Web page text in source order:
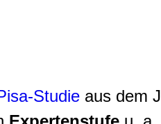
Studie aus dem